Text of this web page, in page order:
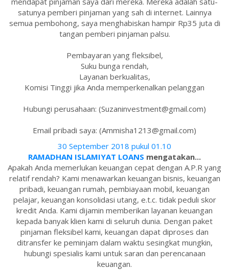
satunya pemberi pinjaman yang sah di internet. Lainnya
semua pembohong, saya menghabiskan hampir Rp35 juta di
tangan pemberi pinjaman palsu.
Pembayaran yang fleksibel,
Suku bunga rendah,
Layanan berkualitas,
Komisi Tinggi jika Anda memperkenalkan pelanggan
Hubungi perusahaan: (Suzaninvestment@gmail.com)
Email pribadi saya: (Ammisha1213@gmail.com)
30 September 2018 pukul 01.10
RAMADHAN ISLAMIYAT LOANS mengatakan...
Apakah Anda memerlukan keuangan cepat dengan A.P.R yang
relatif rendah? Kami menawarkan keuangan bisnis, keuangan
pribadi, keuangan rumah, pembiayaan mobil, keuangan
pelajar, keuangan konsolidasi utang, e.t.c. tidak peduli skor
kredit Anda. Kami dijamin memberikan layanan keuangan
kepada banyak klien kami di seluruh dunia. Dengan paket
pinjaman fleksibel kami, keuangan dapat diproses dan
ditransfer ke peminjam dalam waktu sesingkat mungkin,
hubungi spesialis kami untuk saran dan perencanaan
keuangan.